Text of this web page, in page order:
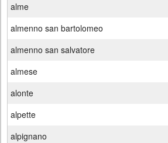
alme
almenno san bartolomeo
almenno san salvatore
almese
alonte
alpette
alpignano